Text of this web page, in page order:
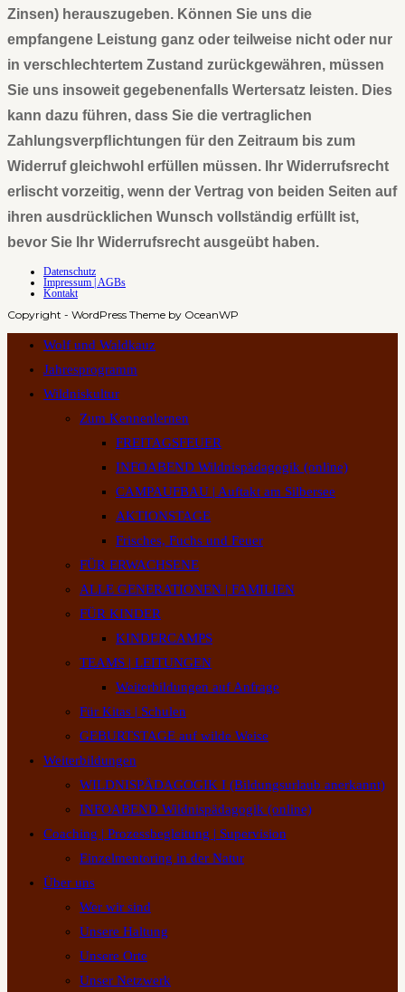
Zinsen) herauszugeben. Können Sie uns die
empfangene Leistung ganz oder teilweise nicht oder nur
in verschlechtertem Zustand zurückgewähren, müssen
Sie uns insoweit gegebenenfalls Wertersatz leisten. Dies
kann dazu führen, dass Sie die vertraglichen
Zahlungsverpﬂichtungen für den Zeitraum bis zum
Widerruf gleichwohl erfüllen müssen. Ihr Widerrufsrecht
erlischt vorzeitig, wenn der Vertrag von beiden Seiten auf
ihren ausdrücklichen Wunsch vollständig erfüllt ist,
bevor Sie lhr Widerrufsrecht ausgeübt haben.
Datenschutz
Impressum | AGBs
Kontakt
Copyright - WordPress Theme by OceanWP
Wolf und Waldkauz
Jahresprogramm
Wildniskultur
Zum Kennenlernen
FREITAGSFEUER
INFOABEND Wildnispädagogik (online)
CAMPAUFBAU | Auftakt am Silbersee
AKTIONSTAGE
Frisches, Fuchs und Feuer
FÜR ERWACHSENE
ALLE GENERATIONEN | FAMILIEN
FÜR KINDER
KINDERCAMPS
TEAMS | LEITUNGEN
Weiterbildungen auf Anfrage
Für Kitas | Schulen
GEBURTSTAGE auf wilde Weise
Weiterbildungen
WILDNISPÄDAGOGIK I (Bildungsurlaub anerkannt)
INFOABEND Wildnispädagogik (online)
Coaching | Prozessbegleitung | Supervision
Einzelmentoring in der Natur
Über uns
Wer wir sind
Unsere Haltung
Unsere Orte
Unser Netzwerk